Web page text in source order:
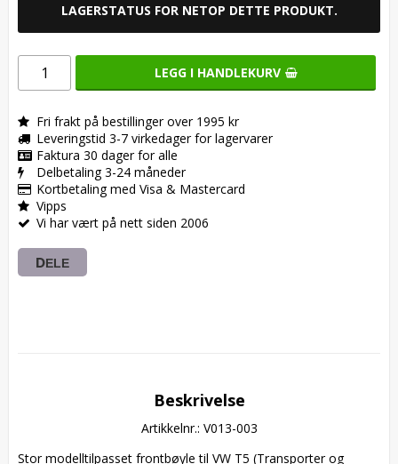
LAGERSTATUS FOR NETOP DETTE PRODUKT.
LEGG I HANDLEKURV
Fri frakt på bestillinger over 1995 kr
Leveringstid 3-7 virkedager for lagervarer
Faktura 30 dager for alle
Delbetaling 3-24 måneder
Kortbetaling med Visa & Mastercard
Vipps
Vi har vært på nett siden 2006
DELE
Beskrivelse
Artikkelnr.: V013-003
Stor modelltilpasset frontbøyle til VW T5 (Transporter og